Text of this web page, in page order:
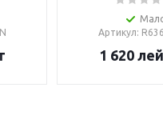
Артикул:
1 620 лей